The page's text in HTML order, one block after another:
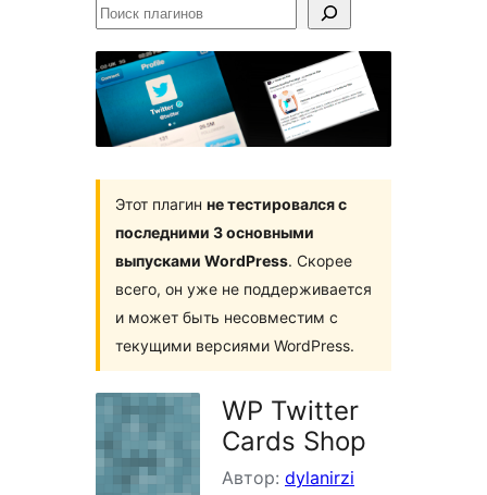
Поиск
Этот плагин не тестировался с
последними 3 основными
выпусками WordPress. Скорее
всего, он уже не поддерживается
и может быть несовместим с
текущими версиями WordPress.
WP Twitter
Cards Shop
Автор: dylanirzi